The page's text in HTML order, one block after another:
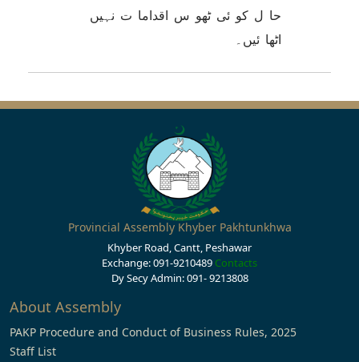
حا ل کو ئی ٹھو س اقداما ت نہیں
اٹھا ئیں۔
Provincial Assembly Khyber Pakhtunkhwa
Khyber Road, Cantt, Peshawar
Exchange: 091-9210489 Contacts
Dy Secy Admin: 091- 9213808
About Assembly
PAKP Procedure and Conduct of Business Rules, 2025
Staff List